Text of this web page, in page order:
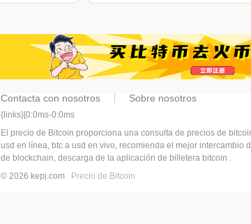
Contacta con nosotros Sobre nosotros
{links}[0:0ms-0:0ms
El precio de Bitcoin proporciona una consulta de precios de
usd en línea, btc a usd en vivo, recomienda el mejor
de blockchain, descarga de la aplicación de billetera bitcoin .
© 2026 kepj.com
Precio de Bitcoin